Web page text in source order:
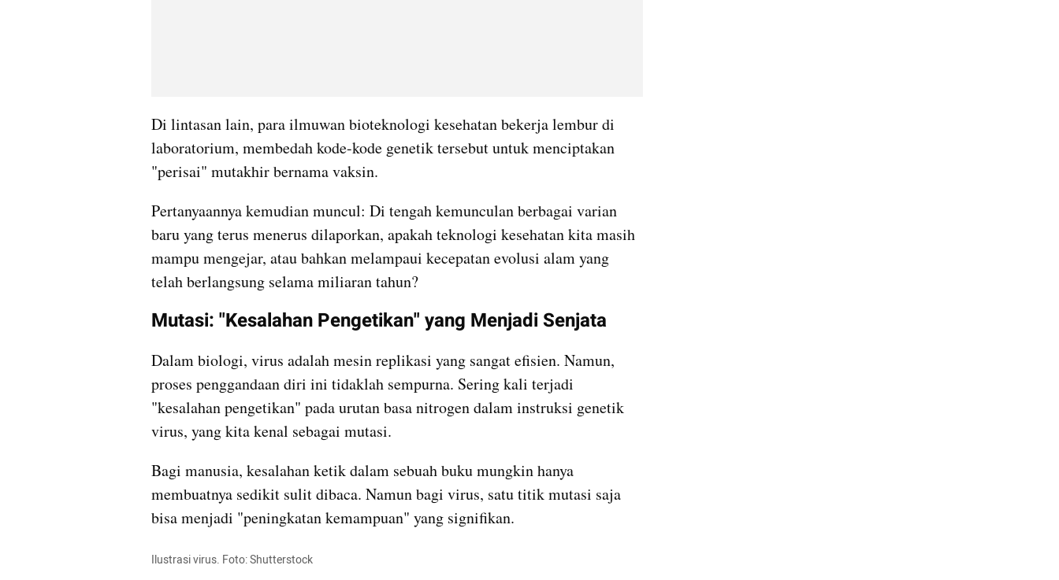
Di lintasan lain, para ilmuwan bioteknologi kesehatan bekerja lembur di
laboratorium, membedah kode-kode genetik tersebut untuk menciptakan
"perisai" mutakhir bernama vaksin.
​Pertanyaannya kemudian muncul: Di tengah kemunculan berbagai varian
baru yang terus menerus dilaporkan, apakah teknologi kesehatan kita masih
mampu mengejar, atau bahkan melampaui kecepatan evolusi alam yang
telah berlangsung selama miliaran tahun?
Mutasi: "Kesalahan Pengetikan" yang Menjadi Senjata
​Dalam biologi, virus adalah mesin replikasi yang sangat efisien. Namun,
proses penggandaan diri ini tidaklah sempurna. Sering kali terjadi
"kesalahan pengetikan" pada urutan basa nitrogen dalam instruksi genetik
virus, yang kita kenal sebagai mutasi.
​Bagi manusia, kesalahan ketik dalam sebuah buku mungkin hanya
membuatnya sedikit sulit dibaca. Namun bagi virus, satu titik mutasi saja
bisa menjadi "peningkatan kemampuan" yang signifikan.
Ilustrasi virus. Foto: Shutterstock